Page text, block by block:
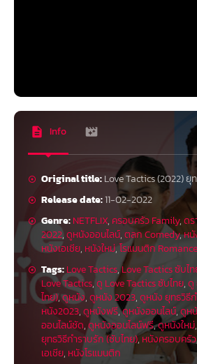
Info
Original title:Love Tactics (2022) ยุ
Release date:11-02-2022
Genre:NETFLIX, ครอบครัว Family,ดร
2022,ดูหนังออนไลน์,ตลก Comedy,ห
หนังเอเชีย, หนังใหม่,โรแมนติก Romance
Tags:Love Tactics,Love Tactics ซับไ
Love Tactics,ดู Love Tactics ซับไทย,ดู
ไทย),ดูหนัง,ดูหนัง 2023,ดูหนัง ยุทธวิธี
หนัง2023,ดูหนังฟรี,ดูหนังออนไลน์,ดูห
ออนไลน์ชัด,ดูหนังออนไลน์ฟรี,ดูหนังใหม่
ยุทธวิธีกำราบรัก (ซับไทย), หนังครอบครัว
เอเชีย, หนังโรแมนติก